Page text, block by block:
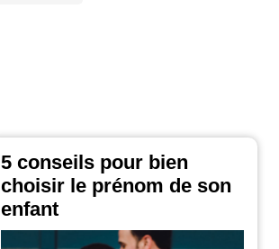
5 conseils pour bien
choisir le prénom de son
enfant